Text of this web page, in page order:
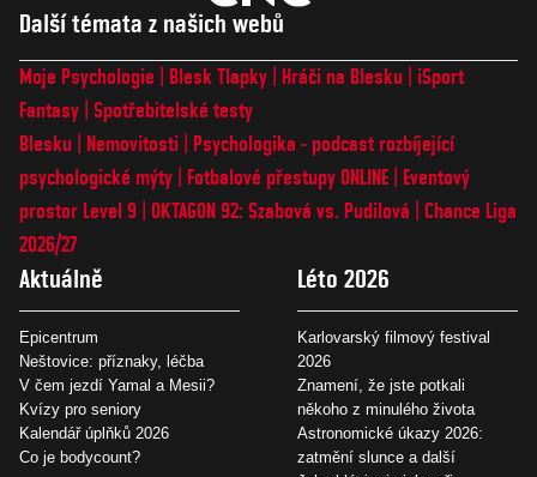
Další témata z našich webů
Moje Psychologie Blesk Tlapky Hráči na Blesku
iSport
Fantasy Spotřebitelské testy
Blesku
Nemovitosti
Psychologika - podcast rozbíjející
psychologické mýty
Fotbalové přestupy ONLINE
Eventový
prostor Level 9 OKTAGON 92: Szabová vs. Pudilová
Chance Liga
2026/27
Aktuálně
Epicentrum
Neštovice: příznaky, léčba
V čem jezdí Yamal a Mesii?
Kvízy pro seniory
Kalendář úplňků 2026
Co je bodycount?
Léto 2026
Karlovarský filmový festival
2026
Znamení, že jste potkali
někoho z minulého života
Astronomické úkazy 2026:
zatmění slunce a další